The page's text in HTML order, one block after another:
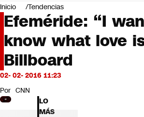
Negocios
Deportes
Programas completos
Cultura
Servicios
Bits
CNN tiempo
Futuro 360
Opinión
Inicio Tendencias
Efeméride: “I
know what love
Billboard
02- 02- 2016 11:23
Por CNN
LO
MÁS